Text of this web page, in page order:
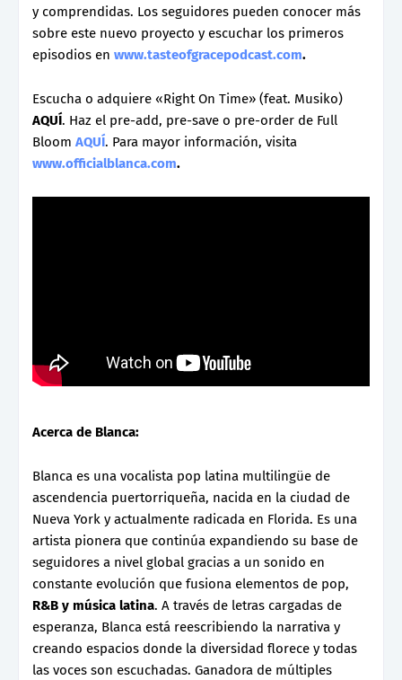
y comprendidas. Los seguidores pueden conocer más
sobre este nuevo proyecto y escuchar los primeros
episodios en www.tasteofgracepodcast.com.
Escucha o adquiere «Right On Time» (feat. Musiko)
AQUÍ. Haz el pre-add, pre-save o pre-order de Full
Bloom AQUÍ. Para mayor información, visita
www.officialblanca.com.
Acerca de Blanca:
Blanca es una vocalista pop latina multilingüe de
ascendencia puertorriqueña, nacida en la ciudad de
Nueva York y actualmente radicada en Florida. Es una
artista pionera que continúa expandiendo su base de
seguidores a nivel global gracias a un sonido en
constante evolución que fusiona elementos de pop,
R&B y música latina. A través de letras cargadas de
esperanza, Blanca está reescribiendo la narrativa y
creando espacios donde la diversidad florece y todas
las voces son escuchadas. Ganadora de múltiples